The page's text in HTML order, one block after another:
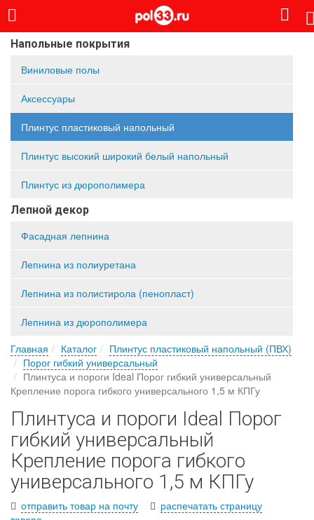
Напольные покрытия
Виниловые полы
Аксессуары
Плинтус пластиковый напольный
Плинтус высокий широкий белый напольный
Плинтус из дюрополимера
Лепной декор
Фасадная лепнина
Лепнина из полиуретана
Лепнина из полистирола (пенопласт)
Лепнина из дюрополимера
Главная
Каталог
Плинтус пластиковый напольный (ПВХ)
Порог гибкий универсальный
Плинтуса и пороги Ideal Порог гибкий универсальный
Крепление порога гибкого универсального 1,5 м КПГу
Плинтуса и пороги Ideal Порог
гибкий универсальный
Крепление порога гибкого
универсального 1,5 м КПГу
отправить товар на почту
распечатать страницу